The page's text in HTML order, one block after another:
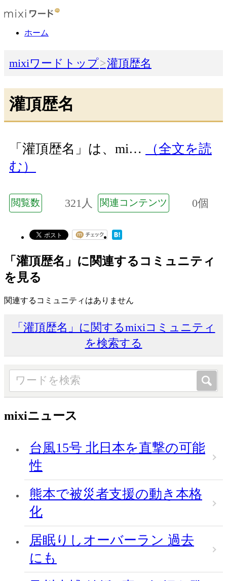
ホーム
mixiワードトップ 灌頂歴名
灌頂歴名
「灌頂歴名」は、mi…
（全文を読
む）
閲覧数 321人 関連コンテンツ 0個
「灌頂歴名」に関連するコミュニティ
を見る
関連するコミュニティはありません
「灌頂歴名」に関するmixiコミュニティ
を検索する
mixiニュース
台風15号 北日本を直撃の可能
性
熊本で被災者支援の動き本格
化
居眠りしオーバーラン 過去
にも